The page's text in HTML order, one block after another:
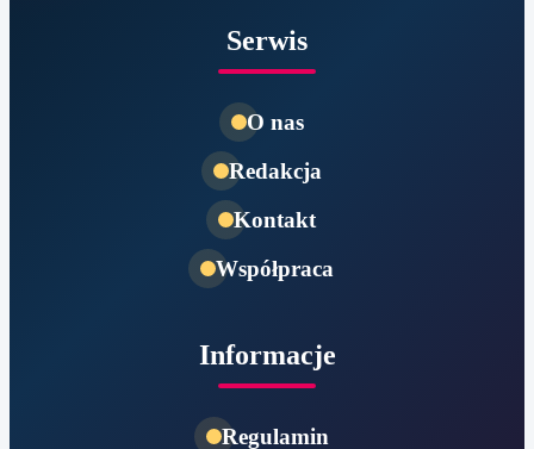
Serwis
O nas
Redakcja
Kontakt
Współpraca
Informacje
Regulamin